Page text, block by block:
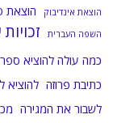
הוצאת אינדיבוק הוצאת
השפה העברית
כמה עולה להוציא
כתיבת פרוזה להוציא
לשבור את המגירה